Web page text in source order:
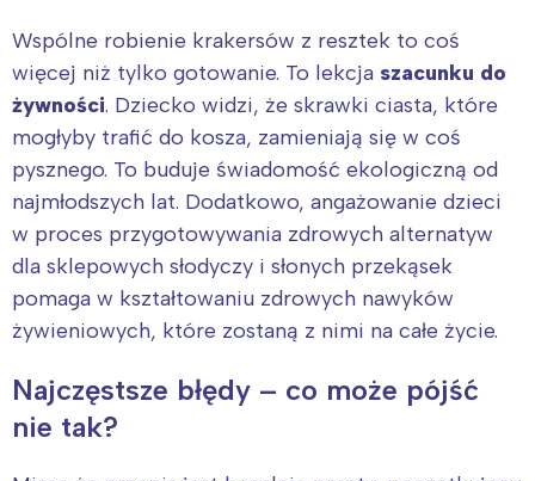
Wspólne robienie krakersów z resztek to coś
więcej niż tylko gotowanie. To lekcja szacunku do
żywności. Dziecko widzi, że skrawki ciasta, które
mogłyby trafić do kosza, zamieniają się w coś
pysznego. To buduje świadomość ekologiczną od
najmłodszych lat. Dodatkowo, angażowanie dzieci
w proces przygotowywania zdrowych alternatyw
dla sklepowych słodyczy i słonych przekąsek
pomaga w kształtowaniu zdrowych nawyków
żywieniowych, które zostaną z nimi na całe życie.
Najczęstsze błędy – co może pójść
nie tak?